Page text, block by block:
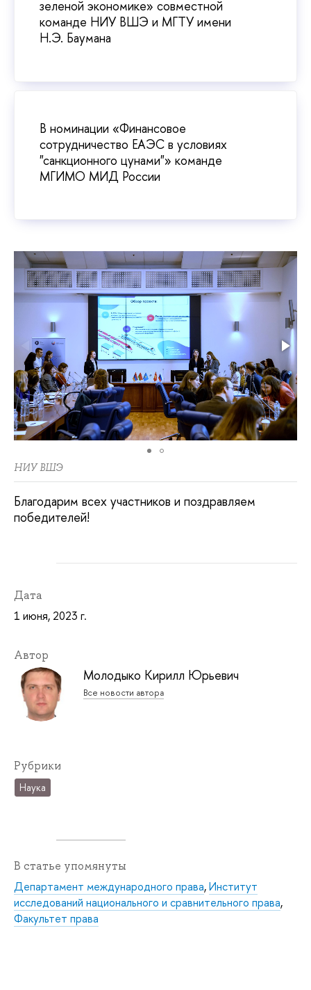
зеленой экономике» совместной
команде НИУ ВШЭ и МГТУ имени
Н.Э. Баумана
В номинации «Финансовое
сотрудничество ЕАЭС в условиях
"санкционного цунами"» команде
МГИМО МИД России
НИУ ВШЭ
Благодарим всех участников и поздравляем
победителей!
Дата
1 июня, 2023 г.
Автор
Молодыко Кирилл Юрьевич
Все новости автора
Рубрики
Наука
В статье упомянуты
Департамент международного права,Институт
исследований национального и сравнительного права,
Факультет права